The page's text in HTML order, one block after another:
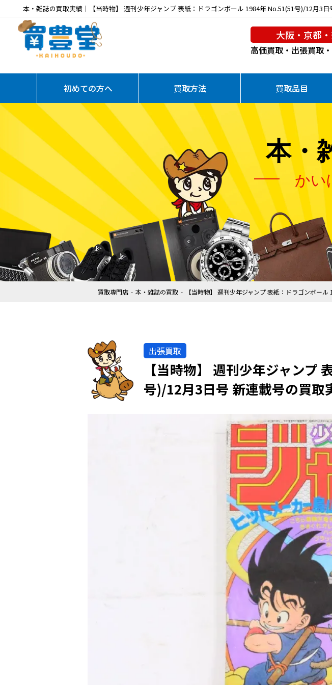
本・雑誌の買取実績｜【当時物】 週刊少年ジャンプ 表紙：ドラゴンボール 1984年 No.51(51号)/12月3
大阪・京都
高価買取・出張買取
初めての方へ 買取方法 買取品目
本・
かい
買取専門店 本・雑誌の買取 【当時物】 週刊少年ジャンプ 表紙：ドラゴンボー
出張買取
【当時物】 週刊少年ジャンプ
号)/12月3日号 新連載号の買取